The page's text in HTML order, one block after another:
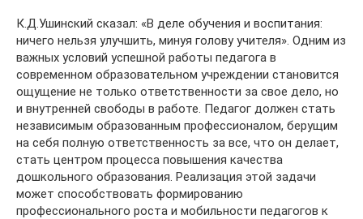
К.Д.Ушинский сказал: «В деле обучения и воспитания:
ничего нельзя улучшить, минуя голову учителя». Одним из
важных условий успешной работы педагога в
современном образовательном учреждении становится
ощущение не только ответственности за свое дело, но
и внутренней свободы в работе. Педагог должен стать
независимым образованным профессионалом, берущим
на себя полную ответственность за все, что он делает,
стать центром процесса повышения качества
дошкольного образования. Реализация этой задачи
может способствовать формированию
профессионального роста и мобильности педагогов к